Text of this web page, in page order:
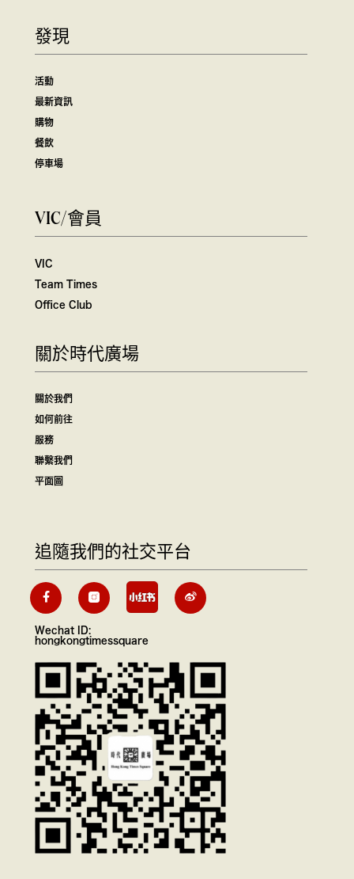
發現
活動
最新資訊
購物
餐飲
停車場
VIC/會員
VIC
Team Times
Office Club
關於時代廣場
關於我們
如何前往
服務
聯繫我們
平面圖
追隨我們的社交平台
Wechat ID:
hongkongtimessquare